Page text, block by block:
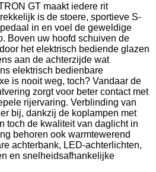
GT maakt iedere rit
is de stoere, sportieve S-
in en voel de geweldige
Boven uw hoofd schuiven de
het elektrisch bediende glazen
aan de achterzijde wat
elektrisch bedienbare
is nooit weg, toch? Vandaar de
zorgt voor beter contact met
rijervaring. Verblinding van
bij, dankzij de koplampen met
toch de kwaliteit van daglicht in
behoren ook warmtewerend
achterbank, LED-achterlichten,
en snelheidsafhankelijke